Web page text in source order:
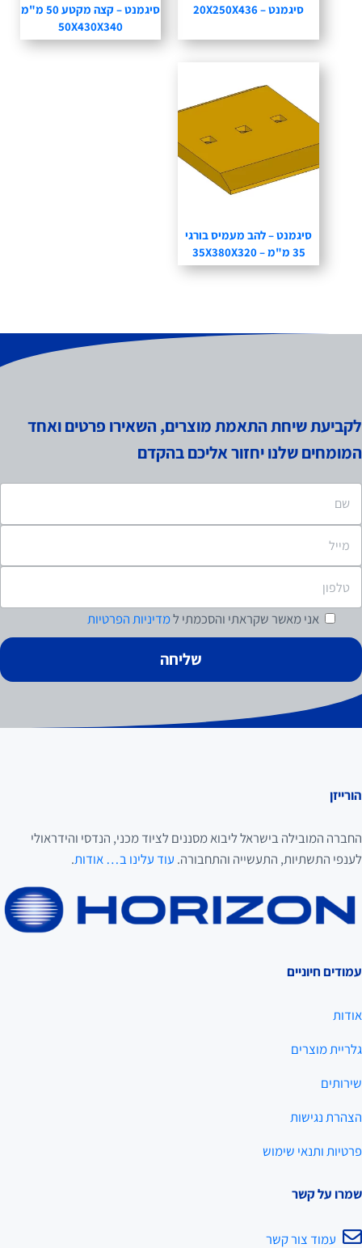
סיגמנט – 20X250X436
סיגמנט – קצה מקטע 50 מ"מ
50X430X340
סיגמנט – להב מעמיס בורגי
35 מ"מ – 35X380X320
לקביעת שיחת התאמת מוצרים, השאירו פרטים ואחד
המומחים שלנו יחזור אליכם בהקדם
אני מאשרשקראתי והסכמתי למדיניות הפרטיות
הורייזן
החברה המובילה בישראל ליבוא מסננים לציוד מכני, הנדסי והידראולי
לענפי התשתיות, התעשייה והתחבורה. עוד עלינו ב… אודות.
עמודים חיוניים
אודות
גלריית מוצרים
שירותים
הצהרת נגישות
פרטיות ותנאי שימוש
שמרו על קשר
עמוד צור קשר